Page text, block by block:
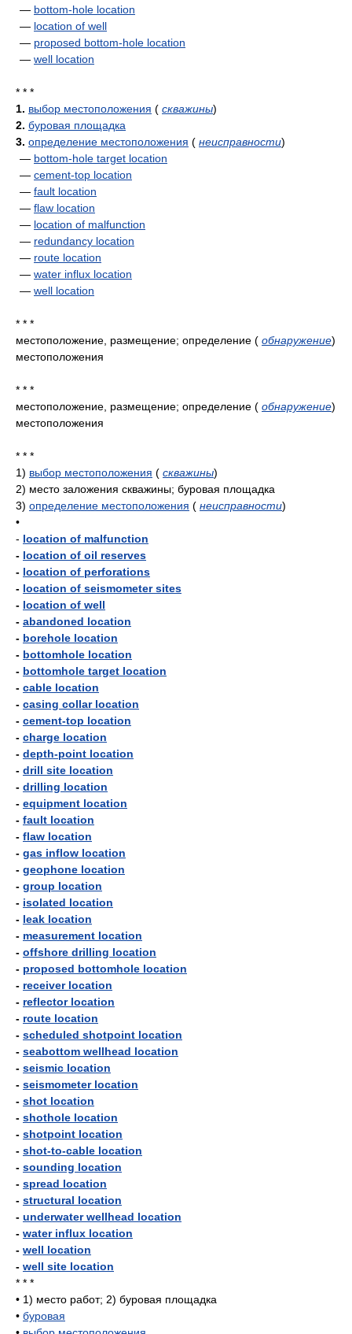
— bottom-hole location
— location of well
— proposed bottom-hole location
— well location
* * *
1. выбор местоположения ( скважины)
2. буровая площадка
3. определение местоположения ( неисправности)
— bottom-hole target location
— cement-top location
— fault location
— flaw location
— location of malfunction
— redundancy location
— route location
— water influx location
— well location
* * *
местоположение, размещение; определение ( обнаружение)
местоположения
* * *
местоположение, размещение; определение ( обнаружение)
местоположения
* * *
1) выбор местоположения ( скважины)
2) место заложения скважины; буровая площадка
3) определение местоположения ( неисправности)
•
- location of malfunction
- location of oil reserves
- location of perforations
- location of seismometer sites
- location of well
- abandoned location
- borehole location
- bottomhole location
- bottomhole target location
- cable location
- casing collar location
- cement-top location
- charge location
- depth-point location
- drill site location
- drilling location
- equipment location
- fault location
- flaw location
- gas inflow location
- geophone location
- group location
- isolated location
- leak location
- measurement location
- offshore drilling location
- proposed bottomhole location
- receiver location
- reflector location
- route location
- scheduled shotpoint location
- seabottom wellhead location
- seismic location
- seismometer location
- shot location
- shothole location
- shotpoint location
- shot-to-cable location
- sounding location
- spread location
- structural location
- underwater wellhead location
- water influx location
- well location
- well site location
* * *
• 1) место работ; 2) буровая площадка
• буровая